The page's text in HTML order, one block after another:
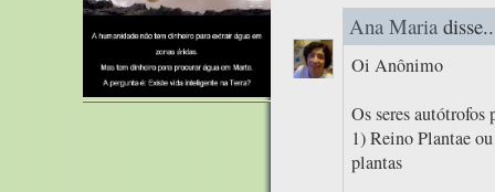
Ana Maria
Oi Anônimo
Os seres autótrofos
1) Reino Plantae
plantas